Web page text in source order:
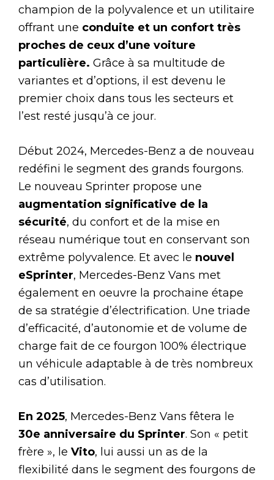
champion de la polyvalence et un utilitaire
offrant une conduite et un confort très
proches de ceux d’une voiture
particulière. Grâce à sa multitude de
variantes et d’options, il est devenu le
premier choix dans tous les secteurs et
l’est resté jusqu’à ce jour.
Début 2024, Mercedes-Benz a de nouveau
redéfini le segment des grands fourgons.
Le nouveau Sprinter propose une
augmentation significative de la
sécurité, du confort et de la mise en
réseau numérique tout en conservant son
extrême polyvalence. Et avec le nouvel
eSprinter, Mercedes-Benz Vans met
également en oeuvre la prochaine étape
de sa stratégie d’électrification. Une triade
d’efficacité, d’autonomie et de volume de
charge fait de ce fourgon 100% électrique
un véhicule adaptable à de très nombreux
cas d’utilisation.
En 2025, Mercedes-Benz Vans fêtera le
30e anniversaire du Sprinter. Son « petit
frère », le Vito, lui aussi un as de la
flexibilité dans le segment des fourgons de